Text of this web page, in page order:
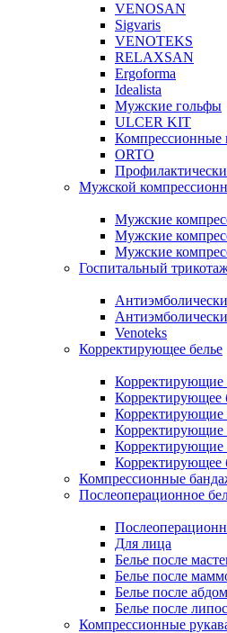
VENOSAN
Sigvaris
VENOTEKS
RELAXSAN
Ergoforma
Idealista
Мужские гольфы
ULCER KIT
Компрессионные
ORTO
Мужской
Мужские
Мужские
Мужские
Госпитальный
Venoteks
Корректирующее белье
Корректирующие
Корректирующее
Корректирующие
Корректирующие
Корректирующие
Корректирующее
Компрессионные
Послеоперационное
Для лица
Белье после
Белье после
Белье после
Белье после
Компрессионные